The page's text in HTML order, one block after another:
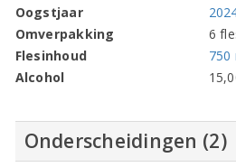
Oogstjaar
Omverpakking
6
Flesinhoud
750
Alcohol
Onderscheidingen (2)